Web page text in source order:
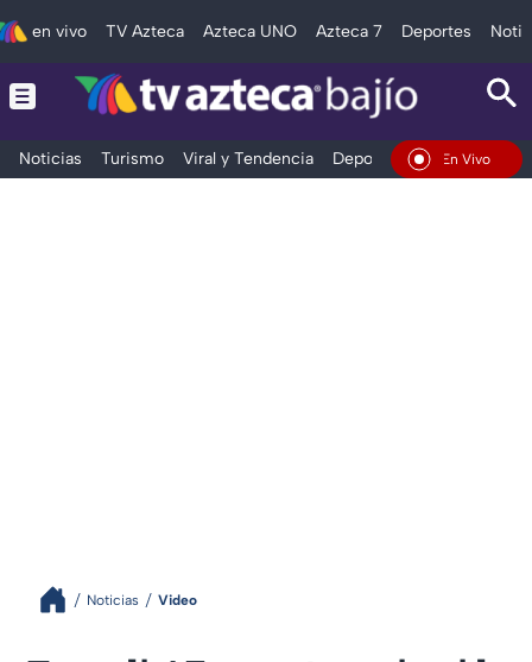
en vivo TV Azteca Azteca UNO Azteca 7 Deportes
Noticias Turismo Viral y Tendencia Deportes Espectáculos
En Vivo
Noticias Video